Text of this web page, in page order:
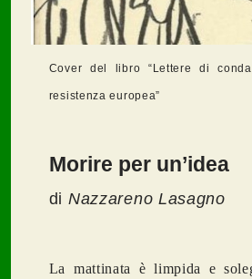
Cover del libro “Lettere di
resistenza europea”
Morire per un’idea
di Nazzareno Lasagno
La mattinata è limpida e